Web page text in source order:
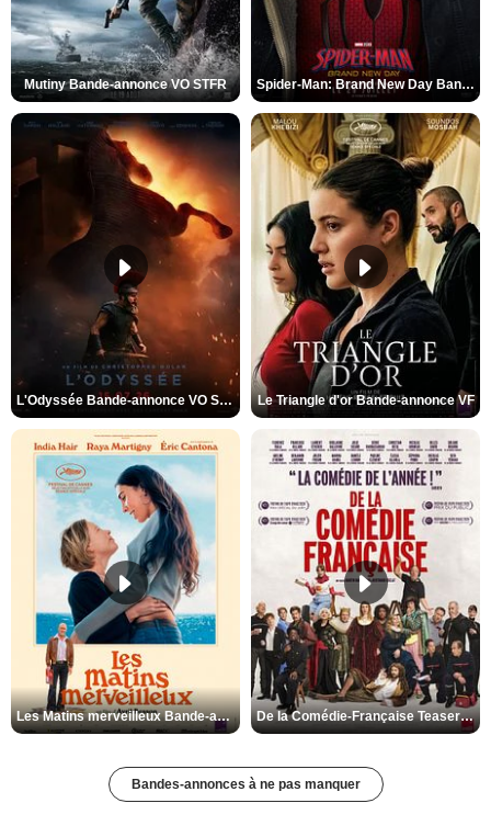
Mutiny Bande-annonce VO STFR Spider-Man: Brand New Day Bande-annonce VO STFR
L'Odyssée Bande-annonce VO STFR Le Triangle d'or Bande-annonce VF
Les Matins merveilleux Bande-annonce VF De la Comédie-Française Teaser VF
Bandes-annonces à ne pas manquer